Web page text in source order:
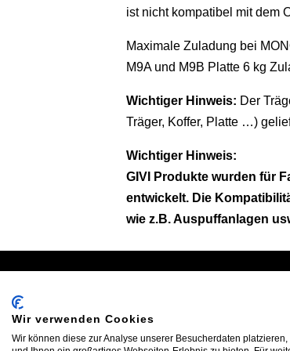
ist nicht kompatibel mit dem
Maximale Zuladung bei
M9A und M9B Platte 6 kg
Wichtiger Hinweis: Der
Träger, Koffer, Platte …)
Wichtiger Hinweis:
GIVI Produkte wurden für
entwickelt. Die
wie z.B. Auspuffanlagen
info@bikeshop24.net
Wir verwenden Cookies
Wir können diese zur Analyse unserer Besucherdaten